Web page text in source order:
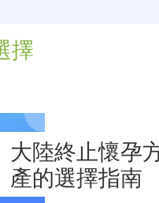
擇
大陸終止懷孕
產的選擇指南